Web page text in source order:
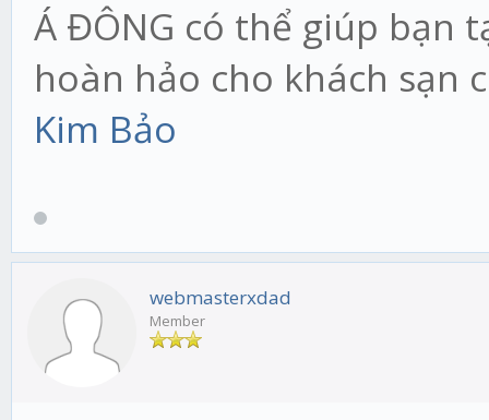
Á ĐÔNG có thể giúp bạn
hoàn hảo cho khách sạn
Kim Bảo
webmasterxdad
Member